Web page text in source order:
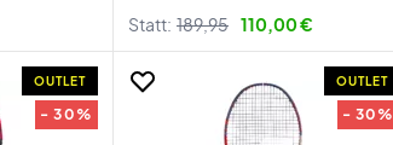
Statt: 189,95 110,00 €
OUTLET
- 30%
OUTLET
- 30%